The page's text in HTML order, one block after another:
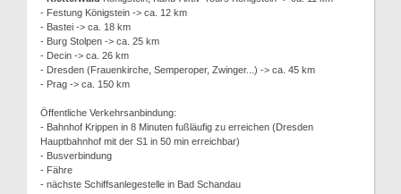
- Festung Königstein -> ca. 12 km
- Bastei -> ca. 18 km
- Burg Stolpen -> ca. 25 km
- Decin -> ca. 26 km
- Dresden (Frauenkirche, Semperoper, Zwinger...) -> ca. 45 km
- Prag -> ca. 150 km
Öffentliche Verkehrsanbindung:
- Bahnhof Krippen in 8 Minuten fußläufig zu erreichen (Dresden
Hauptbahnhof mit der S1 in 50 min erreichbar)
- Busverbindung
- Fähre
- nächste Schiffsanlegestelle in Bad Schandau